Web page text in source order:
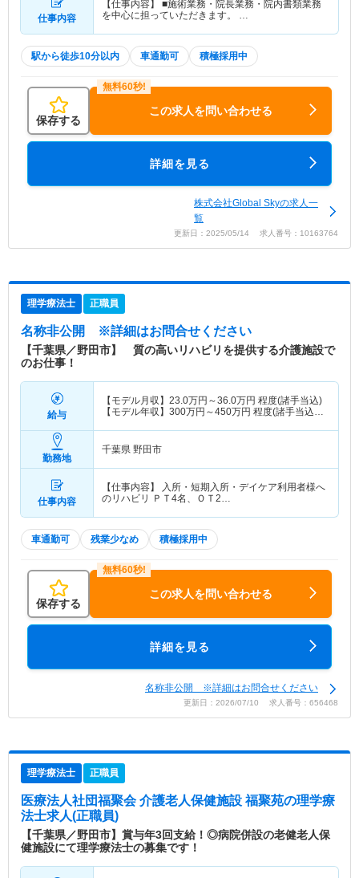
仕事内容
【仕事内容】 ■施術業務・院長業務・院内書類業務
を中心に担っていただきます。 …
駅から徒歩10分以内 車通勤可 積極採用中
保存する
この求人を問い合わせる
詳細を見る
株式会社Global Skyの求人一
覧
更新日：2025/05/14 求人番号：10163764
理学療法士 正職員
名称非公開 ※詳細はお問合せください
【千葉県／野田市】 質の高いリハビリを提供する介護施設で
のお仕事！
給与
【モデル月収】 23.0万円～36.0万円 程度(諸手当込)
【モデル年収】 300万円～450万円 程度(諸手当込)
勤務地
千葉県 野田市
仕事内容
【仕事内容】 入所・短期入所・デイケア利用者様へ
のリハビリ ＰＴ4名、ＯＴ2…
車通勤可 残業少なめ 積極採用中
保存する
この求人を問い合わせる
詳細を見る
名称非公開 ※詳細はお問合せください
更新日：2026/07/10 求人番号：656468
理学療法士 正職員
医療法人社団福聚会 介護老人保健施設 福聚苑の理学療
法士求人(正職員)
【千葉県／野田市】賞与年3回支給！◎病院併設の老健老人保
健施設にて理学療法士の募集です！